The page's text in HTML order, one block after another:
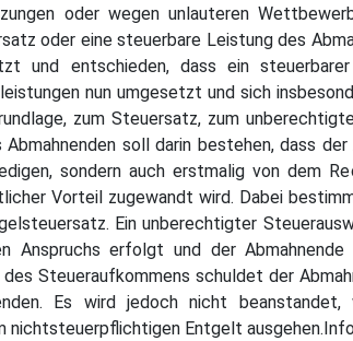
oder wegen unlauteren
oder eine steuerbare Leistung des
und entschieden, dass ein
nun umgesetzt und sich
zum Steuersatz, zum
Abmahnenden soll darin bestehen, dass
sondern auch erstmalig von dem
Vorteil zugewandt wird. Dabei
Ein unberechtigter
Anspruchs erfolgt und der
Steueraufkommens schuldet der
Es wird jedoch nicht
nichtsteuerpflichtigen Entgelt